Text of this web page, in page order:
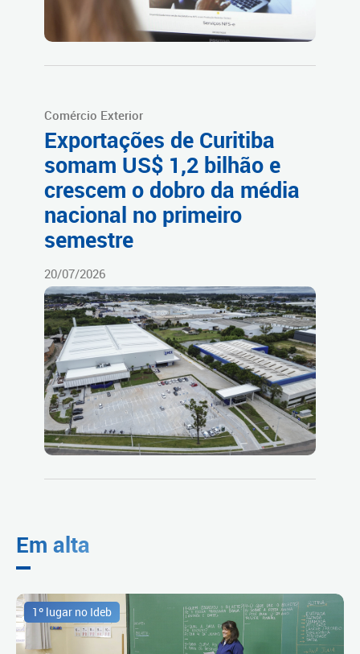
Comércio Exterior
Exportações de Curitiba
somam US$ 1,2 bilhão e
crescem o dobro da média
nacional no primeiro
semestre
20/07/2026
Em alta
1º lugar no Ideb